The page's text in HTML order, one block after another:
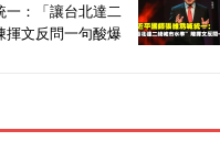
一：「讓台北達二
揮文反問一句酸爆